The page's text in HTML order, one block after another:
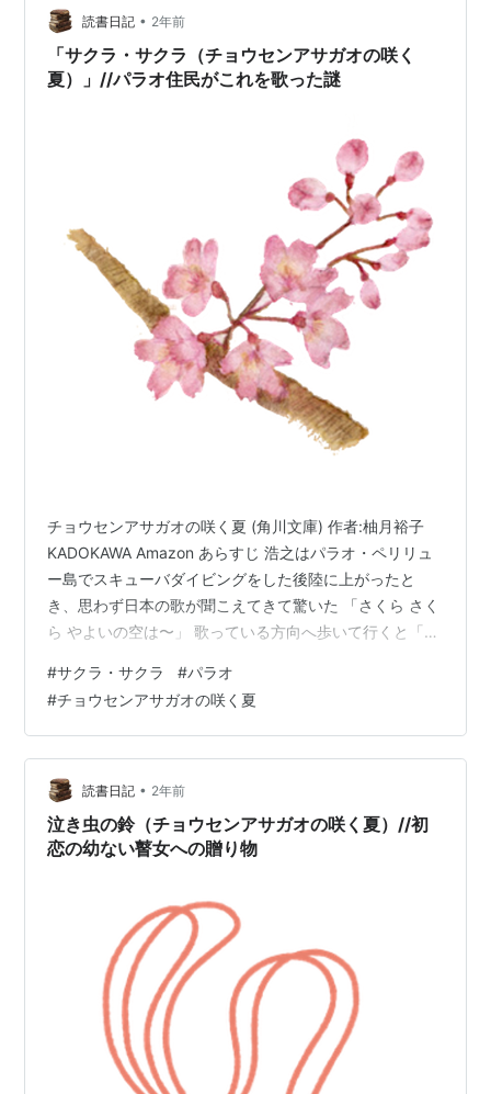
読書日記 • 2年前
「サクラ・サクラ（チョウセンアサガオの咲く
夏）」//パラオ住民がこれを歌った謎
チョウセンアサガオの咲く夏 (角川文庫) 作者:柚月裕子
KADOKAWA Amazon あらすじ 浩之はパラオ・ペリリュ
ー島でスキューバダイビングをした後陸に上がったと
き、思わず日本の歌が聞こえてきて驚いた 「さくら さく
ら やよいの空は〜」 歌っている方向へ歩いて行くと「ペ
り、ここで老人が歌っていた 第2次大戦中、ここは日本
委任統治下にあって、そのため老人達は日本語が話せた
旧日本軍が劣勢で、2日後に米軍が上陸しそうだという
時、パラオの若者数人が「我々も日本軍と一緒に戦わせ
て欲しい」と要望した これを聞いた山下大佐は「おまえ
ら、日本軍を愚弄し…
#サクラ・サクラ #パラオ
#チョウセンアサガオの咲く夏
読書日記 • 2年前
泣き虫の鈴（チョウセンアサガオの咲く夏）//初
恋の幼ない瞽女への贈り物